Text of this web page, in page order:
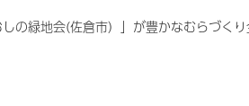
の緑地会(佐倉市）」が豊かなむらづく